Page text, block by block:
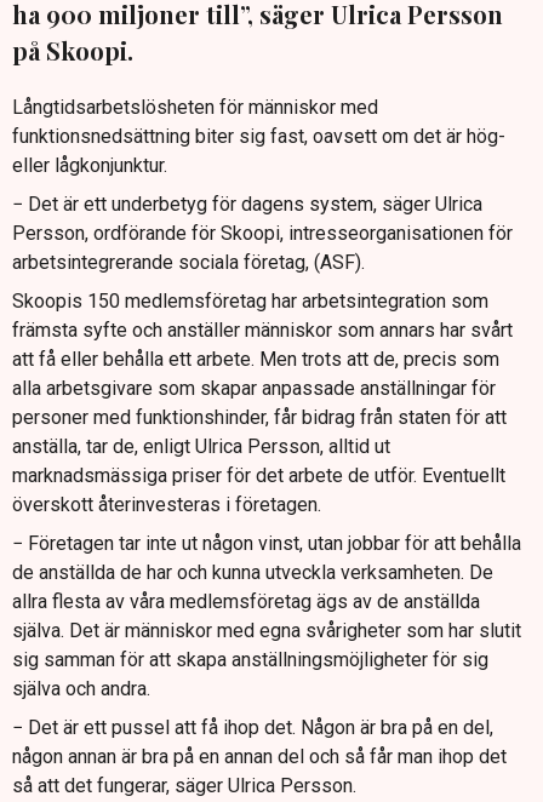
ha 900 miljoner till”, säger Ulrica Persson
på Skoopi.
Långtidsarbetslösheten för människor med
funktionsnedsättning biter sig fast, oavsett om det är hög-
eller lågkonjunktur.
− Det är ett underbetyg för dagens system, säger Ulrica
Persson, ordförande för Skoopi, intresseorganisationen för
arbetsintegrerande sociala företag, (ASF).
Skoopis 150 medlemsföretag har arbetsintegration som
främsta syfte och anställer människor som annars har svårt
att få eller behålla ett arbete. Men trots att de, precis som
alla arbetsgivare som skapar anpassade anställningar för
personer med funktionshinder, får bidrag från staten för att
anställa, tar de, enligt Ulrica Persson, alltid ut
marknadsmässiga priser för det arbete de utför. Eventuellt
överskott återinvesteras i företagen.
− Företagen tar inte ut någon vinst, utan jobbar för att behålla
de anställda de har och kunna utveckla verksamheten. De
allra flesta av våra medlemsföretag ägs av de anställda
själva. Det är människor med egna svårigheter som har slutit
sig samman för att skapa anställningsmöjligheter för sig
själva och andra.
− Det är ett pussel att få ihop det. Någon är bra på en del,
någon annan är bra på en annan del och så får man ihop det
så att det fungerar, säger Ulrica Persson.